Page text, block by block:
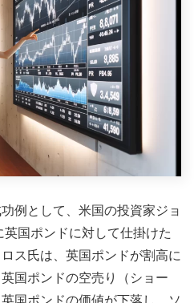
例として、米国の投資家ジョ
国ポンドに対して仕掛けた
ス氏は、英国ポンドが割高に
国ポンドの空売り（ショー
国ポンドの価値が下落し、ソ